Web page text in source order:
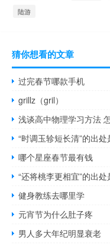
陆游
猜你想看的文章
过完春节哪款手机
grillz（gril）
浅谈高中物理学习方法
“时调玉轸短长清”的出处
哪个星座春节最有钱
“还将桃李更相宜”的出处
健身教练去哪里学
元宵节为什么肚子疼
男人多大年纪明显衰老